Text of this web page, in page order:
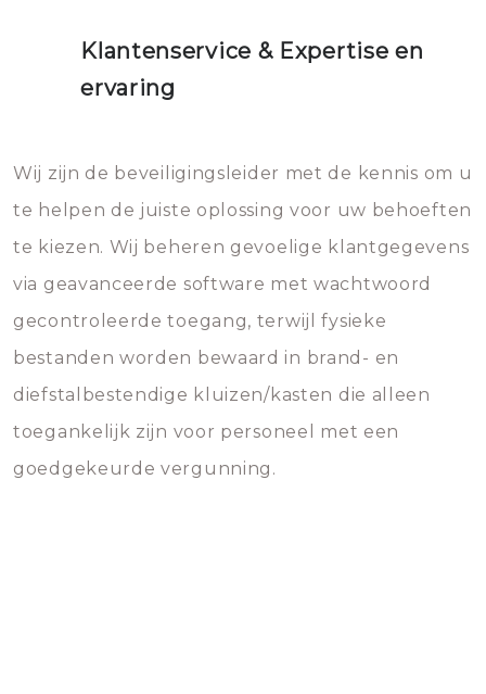
Klantenservice & Expertise en
ervaring
Wij zijn de beveiligingsleider met de kennis om u
te helpen de juiste oplossing voor uw behoeften
te kiezen. Wij beheren gevoelige klantgegevens
via geavanceerde software met wachtwoord
gecontroleerde toegang, terwijl fysieke
bestanden worden bewaard in brand- en
diefstalbestendige kluizen/kasten die alleen
toegankelijk zijn voor personeel met een
goedgekeurde vergunning.